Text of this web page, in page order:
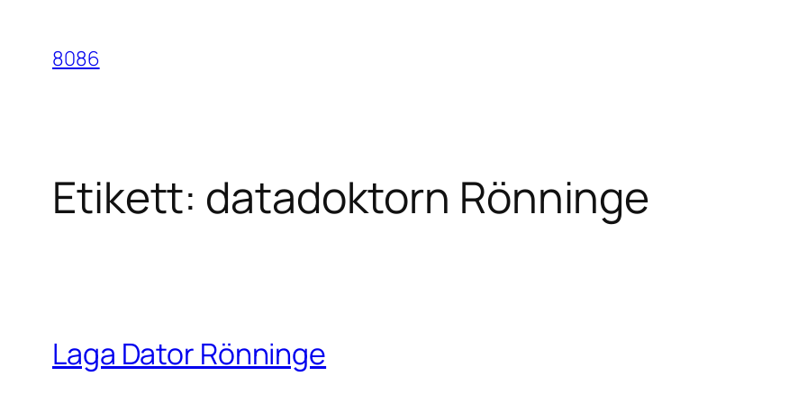
innehåll
8086
Etikett: datadoktorn Rönninge
Laga Dator Rönninge